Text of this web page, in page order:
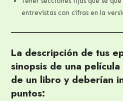
entrevistas con cifras en la
La descripción de tus
sinopsis de una
de un libro y deberían
puntos: